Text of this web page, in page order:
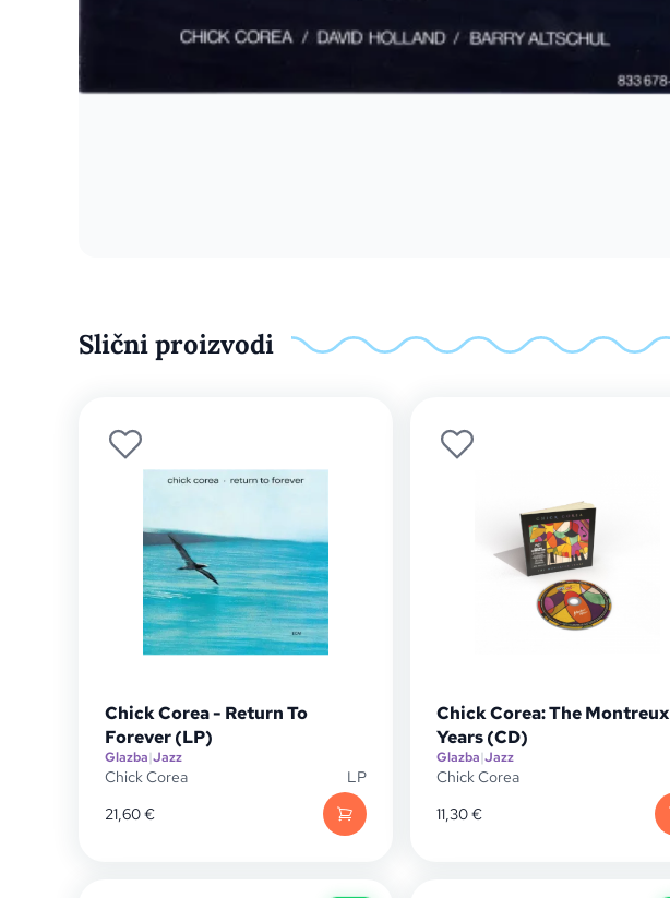
Slični proizvodi
Chick Corea - Return To
Forever (LP)
Glazba|Jazz
Chick Corea
LP
21,60€
Chick Corea: The Montreux
Years (CD)
Glazba|Jazz
Chick Corea
11,30€